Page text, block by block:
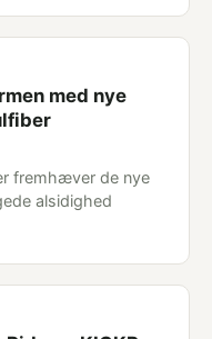
med nye
fremhæver de nye
alsidighed